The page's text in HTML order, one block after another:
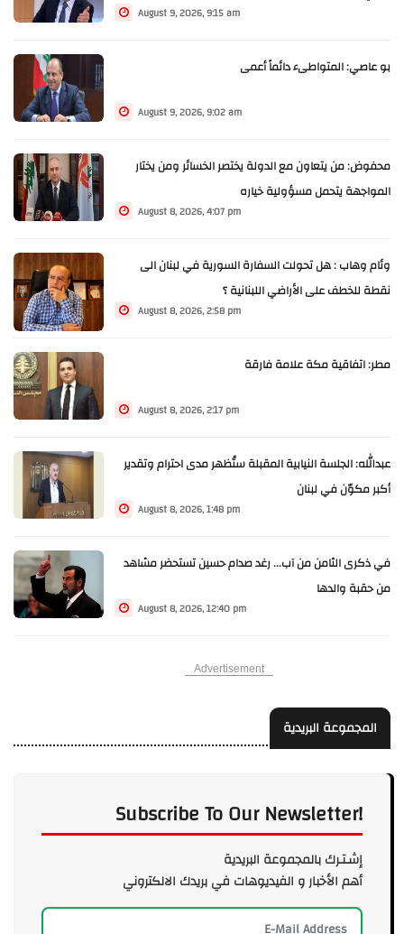
August 9, 2026, 9:15 am
بو عاصي: المتواطىء دائماً أعمى
August 9, 2026, 9:02 am
محفوض: من يتعاون مع الدولة يختصر الخسائر ومن يختار
المواجهة يتحمل مسؤولية خياره
August 8, 2026, 4:07 pm
وئام وهاب : هل تحولت السفارة السورية في لبنان الى
نقطة للخطف على الأراضي اللبنانية ؟
August 8, 2026, 2:58 pm
مطر: اتفاقية مكة علامة فارقة
August 8, 2026, 2:17 pm
عبدالله: الجلسة النيابية المقبلة ستُظهر مدى احترام وتقدير
أكبر مكوّن في لبنان
August 8, 2026, 1:48 pm
في ذكرى الثامن من آب... رغد صدام حسين تستحضر مشاهد
من حقبة والدها
August 8, 2026, 12:40 pm
Advertisement
المجموعة البريدية
Subscribe To Our Newsletter!
إشـتـرك بالمجموعة البريدية
أهم الأخبار و الفيديوهات في بريدك الالكتروني